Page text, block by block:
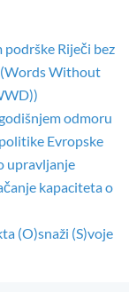
Riječi bez
Without
odmoru
Evropske
upravljanje
kapaciteta o
(O)snaži (S)voje